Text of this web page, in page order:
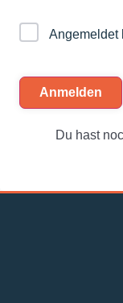
Angemeldet
Anmelden
Du hast